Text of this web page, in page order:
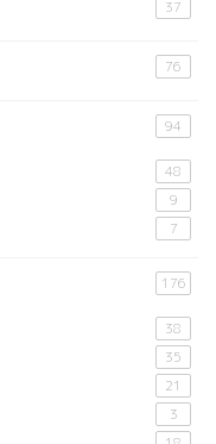
37
76
94
48
9
7
176
38
35
21
3